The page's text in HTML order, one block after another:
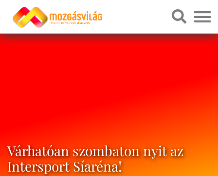
Várhatóan szombaton nyit az
Intersport Síaréna!